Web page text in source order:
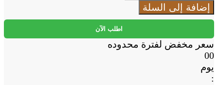
جوارب
قدم
سفلية
السيليكون
إضافة إلى السلة
اطلب الآن
سعر مخفض لفترة محدوده
00
يوم
: